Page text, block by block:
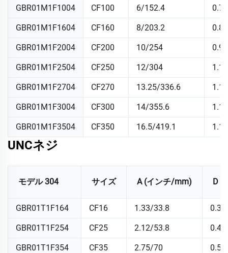
GBR01M1F1004 CF100 6/152.4
GBR01M1F1604 CF160 8/203.2
GBR01M1F2004 CF200 10/254
GBR01M1F2504 CF250 12/304
GBR01M1F2704 CF270 13.25/336.6
GBR01M1F3004 CF300 14/355.6
GBR01M1F3504 CF350 16.5/419.1
UNCネジ
モデル 304 サイズ A (インチ/mm) D (
GBR01T1F164 CF16 1.33/33.8
GBR01T1F254 CF25 2.12/53.8
GBR01T1F354 CF35 2.75/70 0.5/